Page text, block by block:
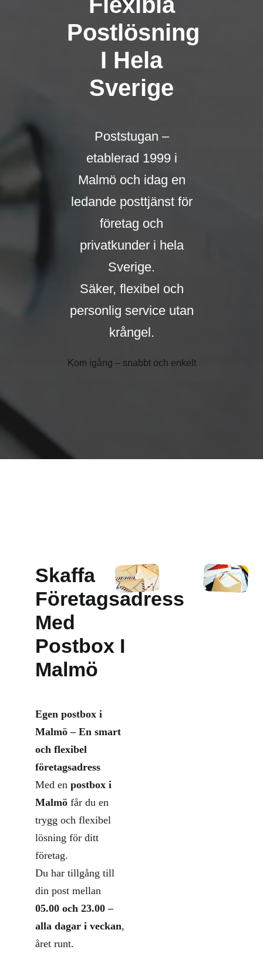
Postlösning
I Hela
Sverige
Poststugan –
etablerad 1999 i
Malmö och idag en
ledande posttjänst för
företag och
privatkunder i hela
Sverige.
Säker, flexibel och
personlig service utan
krångel.
Kom igång – snabbt och enkelt
Skaffa
Företagsadress
Med
Postbox I
Malmö
Egen postbox i
Malmö – En smart
och flexibel
företagsadress
Med en postbox i
Malmö får du en
trygg och flexibel
lösning för ditt
företag.
Du har tillgång till
din post mellan
05.00 och 23.00 –
alla dagar i veckan,
året runt.